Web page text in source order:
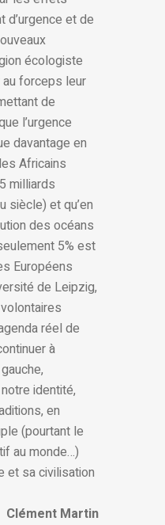
d’urgence et de
écologiste
forceps leur
de
l’urgence
davantage en
Africains
milliards
siècle) et qu’en
des océans
5% est
Européens
de Leipzig,
réel de
à
identité,
en
(pourtant le
au monde…)
et sa civilisation
Clément Martin